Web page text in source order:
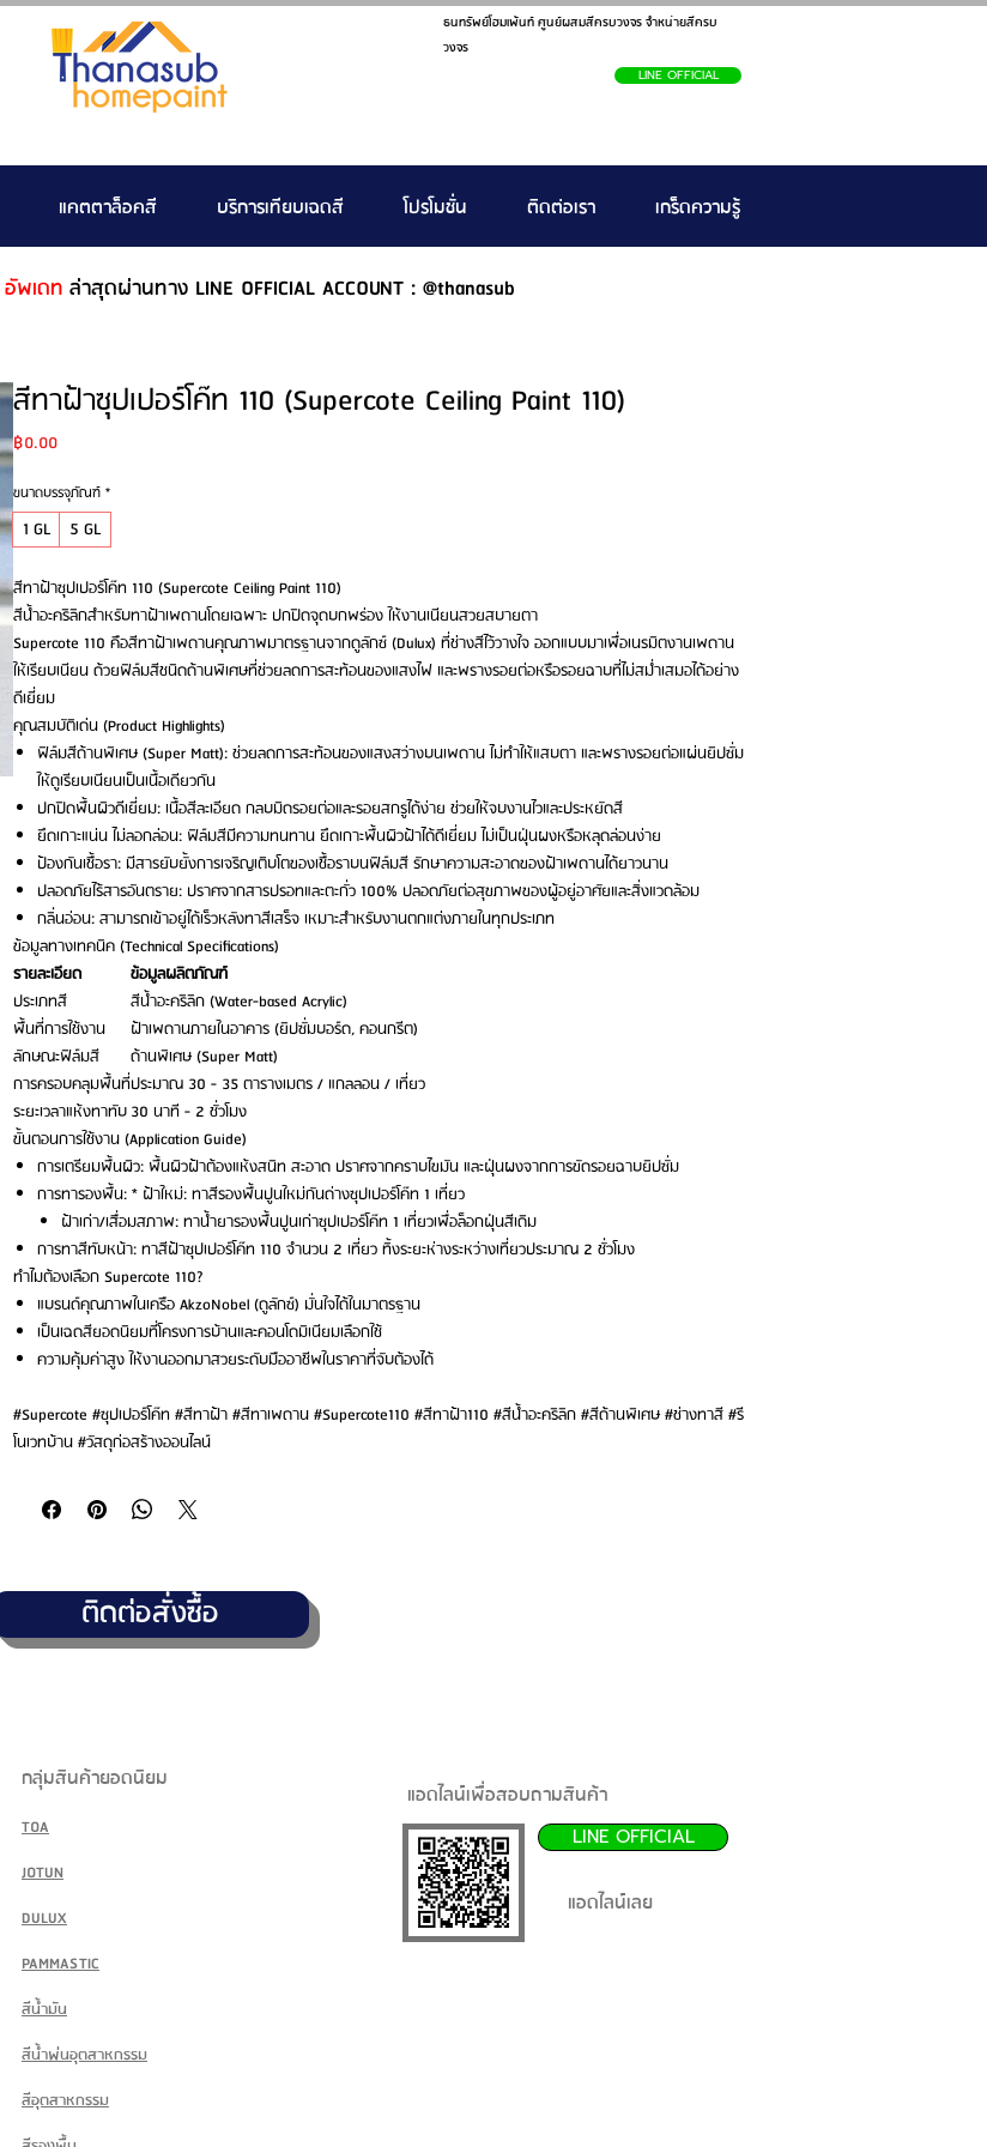
ธนทรัพย์โฮมเพ้นท์ ศูนย์ผสมสีครบวงจร จำหน่ายสีครบ
วงจร
LINE OFFICIAL
แคตตาล็อคสี บริการเทียบเฉดสี โปรโมชั่น ติดต่อเรา เกร็ดความรู้
อัพเดท ล่าสุดผ่านทาง LINE OFFICIAL ACCOUNT : @thanasub
สีทาฝ้าซุปเปอร์โค๊ท 110 (Supercote Ceiling Paint 110)
฿0.00Price
ขนาดบรรจุภัณฑ์ *
1 GL 5 GL
สีทาฝ้าซุปเปอร์โค๊ท 110 (Supercote Ceiling Paint 110)
สีน้ำอะคริลิกสำหรับทาฝ้าเพดานโดยเฉพาะ ปกปิดจุดบกพร่อง ให้งานเนียนสวยสบายตา
Supercote 110 คือสีทาฝ้าเพดานคุณภาพมาตรฐานจากดูลักซ์ (Dulux) ที่ช่างสีไว้วางใจ ออกแบบมาเพื่อเนรมิตงานเพดาน
ให้เรียบเนียน ด้วยฟิล์มสีชนิดด้านพิเศษที่ช่วยลดการสะท้อนของแสงไฟ และพรางรอยต่อหรือรอยฉาบที่ไม่สม่ำเสมอได้อย่าง
ดีเยี่ยม
คุณสมบัติเด่น (Product Highlights)
ฟิล์มสีด้านพิเศษ (Super Matt): ช่วยลดการสะท้อนของแสงสว่างบนเพดาน ไม่ทำให้แสบตา และพรางรอยต่อแผ่นยิปซั่ม
ให้ดูเรียบเนียนเป็นเนื้อเดียวกัน
ปกปิดพื้นผิวดีเยี่ยม: เนื้อสีละเอียด กลบมิดรอยต่อและรอยสกรูได้ง่าย ช่วยให้จบงานไวและประหยัดสี
ยึดเกาะแน่น ไม่ลอกล่อน: ฟิล์มสีมีความทนทาน ยึดเกาะพื้นผิวฝ้าได้ดีเยี่ยม ไม่เป็นฝุ่นผงหรือหลุดล่อนง่าย
ป้องกันเชื้อรา: มีสารยับยั้งการเจริญเติบโตของเชื้อราบนฟิล์มสี รักษาความสะอาดของฝ้าเพดานได้ยาวนาน
ปลอดภัยไร้สารอันตราย: ปราศจากสารปรอทและตะกั่ว 100% ปลอดภัยต่อสุขภาพของผู้อยู่อาศัยและสิ่งแวดล้อม
กลิ่นอ่อน: สามารถเข้าอยู่ได้เร็วหลังทาสีเสร็จ เหมาะสำหรับงานตกแต่งภายในทุกประเภท
ข้อมูลทางเทคนิค (Technical Specifications)
รายละเอียด
ข้อมูลผลิตภัณฑ์
ประเภทสี
สีน้ำอะคริลิก (Water-based Acrylic)
พื้นที่การใช้งาน
ฝ้าเพดานภายในอาคาร (ยิปซั่มบอร์ด, คอนกรีต)
ลักษณะฟิล์มสี
ด้านพิเศษ (Super Matt)
การครอบคลุมพื้นที่ประมาณ 30 - 35 ตารางเมตร / แกลลอน / เที่ยว
ระยะเวลาแห้งทาทับ30 นาที - 2 ชั่วโมง
ขั้นตอนการใช้งาน (Application Guide)
การเตรียมพื้นผิว: พื้นผิวฝ้าต้องแห้งสนิท สะอาด ปราศจากคราบไขมัน และฝุ่นผงจากการขัดรอยฉาบยิปซั่ม
การทารองพื้น: * ฝ้าใหม่: ทาสีรองพื้นปูนใหม่กันด่างซุปเปอร์โค๊ท 1 เที่ยว
ฝ้าเก่า/เสื่อมสภาพ: ทาน้ำยารองพื้นปูนเก่าซุปเปอร์โค๊ท 1 เที่ยวเพื่อล็อกฝุ่นสีเดิม
การทาสีทับหน้า: ทาสีฝ้าซุปเปอร์โค๊ท 110 จำนวน 2 เที่ยว ทิ้งระยะห่างระหว่างเที่ยวประมาณ 2 ชั่วโมง
ทำไมต้องเลือก Supercote 110?
แบรนด์คุณภาพในเครือ AkzoNobel (ดูลักซ์) มั่นใจได้ในมาตรฐาน
เป็นเฉดสียอดนิยมที่โครงการบ้านและคอนโดมิเนียมเลือกใช้
ความคุ้มค่าสูง ให้งานออกมาสวยระดับมืออาชีพในราคาที่จับต้องได้
#Supercote #ซุปเปอร์โค๊ท #สีทาฝ้า #สีทาเพดาน #Supercote110 #สีทาฝ้า110 #สีน้ำอะคริลิก #สีด้านพิเศษ #ช่างทาสี #รี
โนเวทบ้าน #วัสดุก่อสร้างออนไลน์
ติดต่อสั่งซื้อ
กลุ่มสินค้ายอดนิยม
TOA
JOTUN
DULUX
PAMMASTIC
สีน้ำมัน
สีน้ำพ่นอุตสาหกรรม
สีอุตสาหกรรม
แอดไลน์เพื่อสอบถามสินค้า
LINE OFFICIAL
แอดไลน์เลย